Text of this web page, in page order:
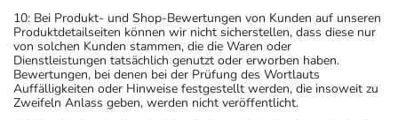
10: Bei Produkt- und Shop-Bewertungen von Kunden auf unseren
Produktdetailseiten können wir nicht sicherstellen, dass diese nur
von solchen Kunden stammen, die die Waren oder
Dienstleistungen tatsächlich genutzt oder erworben haben.
Bewertungen, bei denen bei der Prüfung des Wortlauts
Auffälligkeiten oder Hinweise festgestellt werden, die insoweit zu
Zweifeln Anlass geben, werden nicht veröffentlicht.